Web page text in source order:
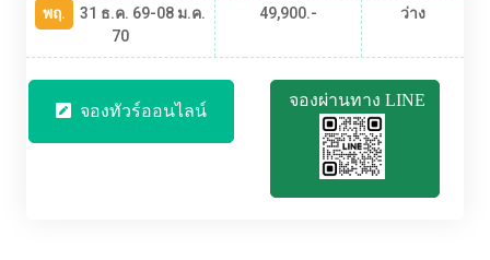
พฤ.
31 ธ.ค. 69-08 ม.ค.
70
49,900.- ว่าง
จองทัวร์ออนไลน์ จองผ่านทาง LINE